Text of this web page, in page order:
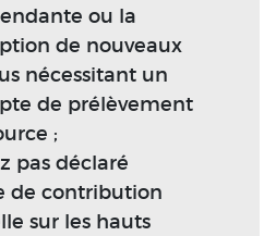
ou la
de nouveaux
nécessitant un
de prélèvement
;
pas déclaré
de contribution
sur les hauts